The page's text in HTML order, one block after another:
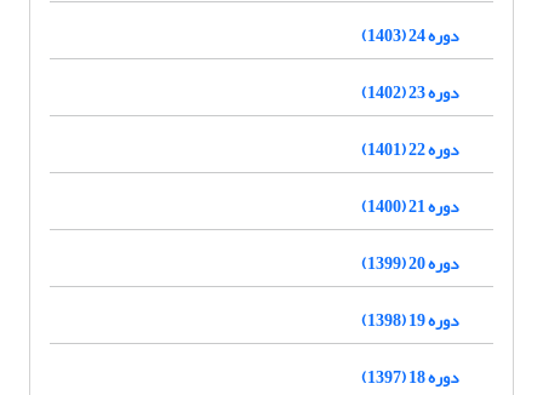
دوره 24 (1403)
دوره 23 (1402)
دوره 22 (1401)
دوره 21 (1400)
دوره 20 (1399)
دوره 19 (1398)
دوره 18 (1397)